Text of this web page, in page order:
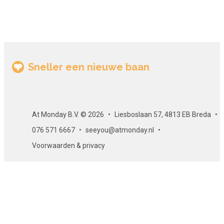
complexe vormen tekenen
Tekstvormgeving
een uitgebreid project
handige sneltoetsen
Sneller een nieuwe baan
At Monday B.V. © 2026
Liesboslaan 57, 4813 EB Breda
076 571 6667
seeyou@atmonday.nl
Voorwaarden & privacy